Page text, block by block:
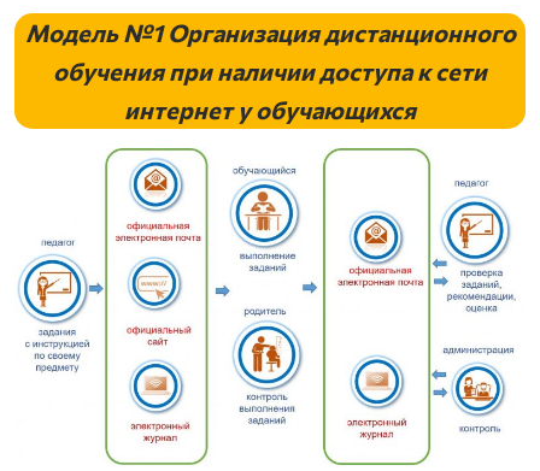
Модель №1 Организация дистанционного
обучения при наличии доступа к сети
интернет у обучающихся